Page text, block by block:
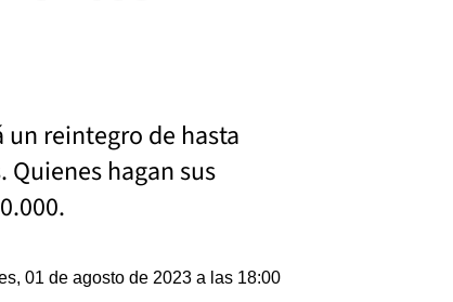
un reintegro de hasta
Quienes hagan sus
01 de agosto de 2023 a las 18:00